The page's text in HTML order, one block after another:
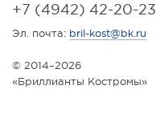
+7 (4942) 42-20-23
Эл. почта: bril-kost@bk.ru
© 2014–2026
«Бриллианты Костромы»